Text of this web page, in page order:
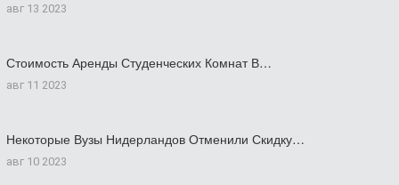
авг 13 2023
Стоимость Аренды Студенческих Комнат В…
авг 11 2023
Некоторые Вузы Нидерландов Отменили Скидку…
авг 10 2023